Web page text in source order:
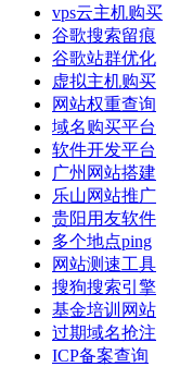
vps云主机购买
谷歌搜索留痕
谷歌站群优化
虚拟主机购买
网站权重查询
域名购买平台
软件开发平台
广州网站搭建
乐山网站推广
贵阳用友软件
多个地点ping
网站测速工具
搜狗搜索引擎
基金培训网站
过期域名抢注
ICP备案查询